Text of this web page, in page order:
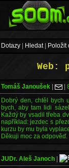
Dotazy Hledat Položit
Web:
Tomáš Janoušek| |
Dobrý den, chtěl bych
bych, aby tam lidi
Každý by vsadil třeba
například: jezdec s
kurzu by mu byla
Děkuji moc za odpověď.
JUDr. Aleš Janoch|